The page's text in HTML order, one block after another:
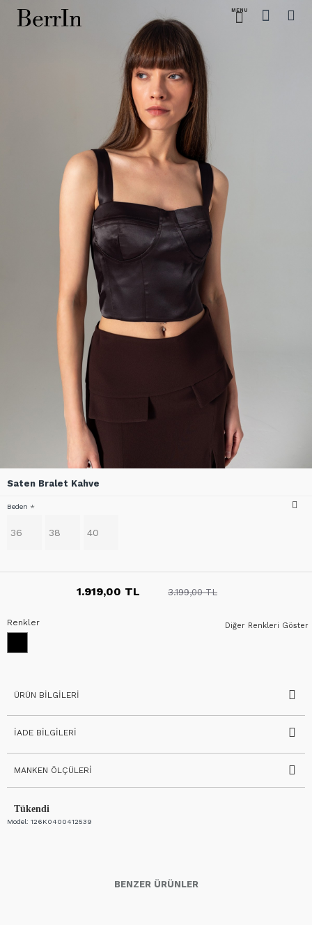
Saten Bralet Kahve
Tükendi
Model: 126K0400412539
1.919,00 TL 3.199,00 TL
Beden
36 38 40
Diğer Renkleri Göster
Renkler
ÜRÜN BILGILERI
İADE BILGILERI
MANKEN ÖLÇÜLERI
BENZER ÜRÜNLER